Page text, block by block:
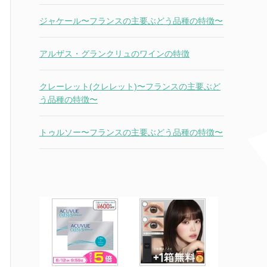
ジャケール〜フランスの主要ぶどう品種の特徴〜
アルザス・グランクリュのワインの特徴
クレーレット(クレレット)〜フランスの主要ぶど
う品種の特徴〜
トゥルソー〜フランスの主要ぶどう品種の特徴〜